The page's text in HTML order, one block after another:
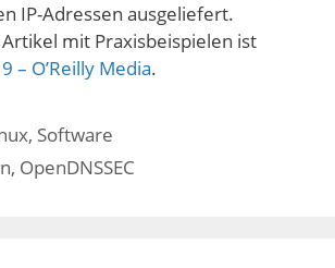
IP-Adressen ausgeliefert.
mit Praxisbeispielen ist
– O’Reilly Media.
, Software
, OpenDNSSEC